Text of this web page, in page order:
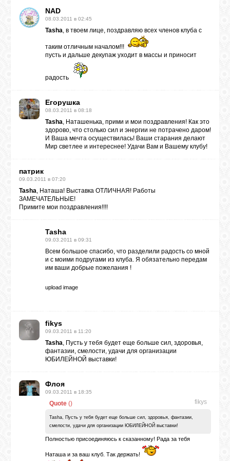
NAD
08.03.2011 в 02:45
Tasha, в твоем лице, поздравляю всех членов клуба с
таким отличным началом!!!
пусть и дальше декупаж уходит в массы и приносит
радость
Егорушка
08.03.2011 в 08:18
Tasha, Наташенька, прими и мои поздравления! Как это
здорово, что столько сил и энергии не потрачено даром!
И Ваша мечта осуществилась! Ваши старания делают
Мир светлее и интереснее! Удачи Вам и Вашему клубу!
патрик
09.03.2011 в 07:20
Tasha, Наташа! Выставка ОТЛИЧНАЯ! Работы
ЗАМЕЧАТЕЛЬНЫЕ!
Примите мои поздравления!!!!
Tasha
09.03.2011 в 09:31
Всем большое спасибо, что разделили радость со мной
и с моими подругами из клуба. Я обязательно передам
им ваши добрые пожелания !
upload image
fikys
09.03.2011 в 11:20
Tasha, Пусть у тебя будет еще больше сил, здоровья,
фантазии, смелости, удачи для организации
ЮБИЛЕЙНОЙ выставки!
Флоя
09.03.2011 в 18:35
Quote ( fikys
)
Tasha, Пусть у тебя будет еще больше сил, здоровья, фантазии,
смелости, удачи для организации ЮБИЛЕЙНОЙ выставки!
Полностью присоединяюсь к сказанному! Рада за тебя
Наташа и за ваш клуб. Так держать!